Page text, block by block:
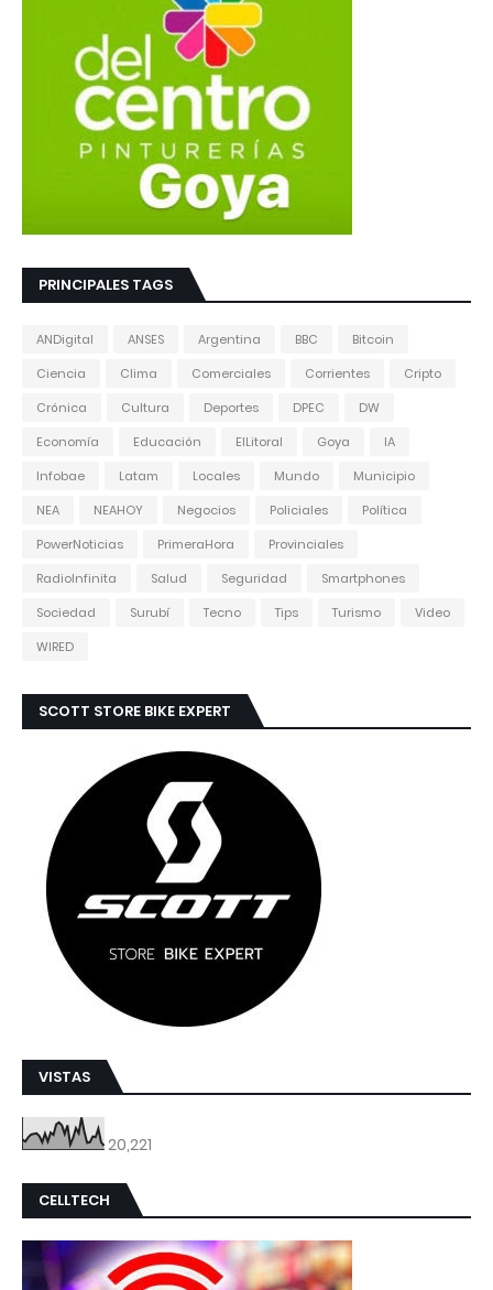
PRINCIPALES TAGS
ANDigital ANSES Argentina BBC
Bitcoin
Ciencia
Clima Comerciales Corrientes
Cripto
Crónica
Cultura Deportes DPEC
DW
Economía
Educación ElLitoral Goya
IA
Infobae
Latam Locales Mundo
Municipio
NEA
NEAHOY Negocios Policiales
Política
PowerNoticias
PrimeraHora
Provinciales
RadioInfinita
Salud Seguridad
Smartphones
Sociedad
Surubí Tecno Tips Turismo
Video
WIRED
SCOTT STORE BIKE EXPERT
VISTAS
20,221
CELLTECH